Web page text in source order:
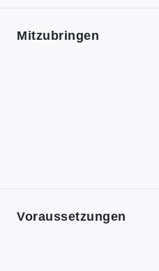
Mitzubringen
Voraussetzungen